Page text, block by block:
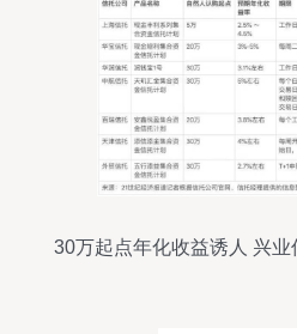
30万起点年化收益诱人 兴